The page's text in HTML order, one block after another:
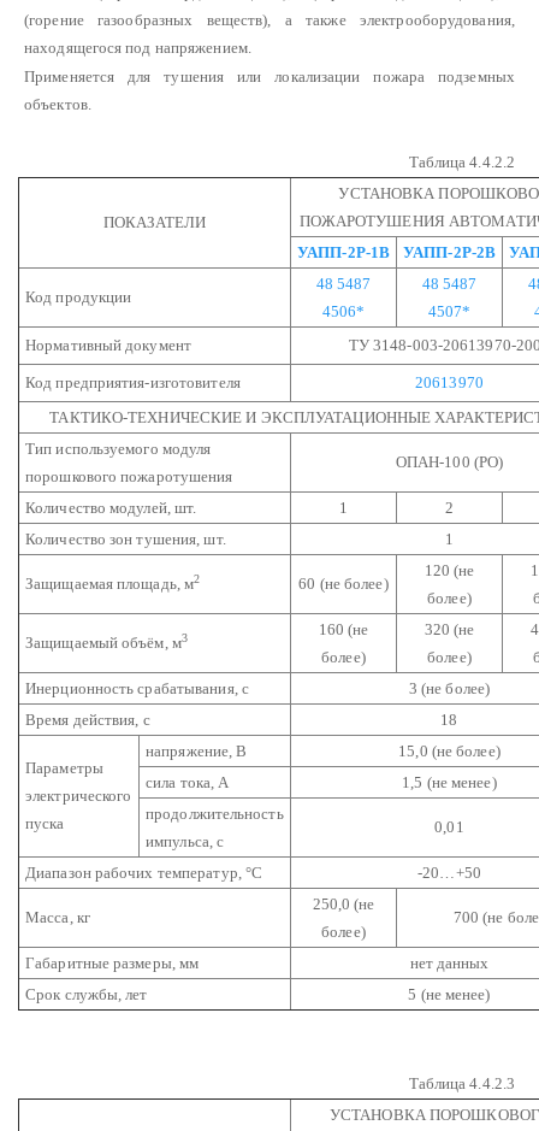
(горение газообразных веществ), а также электрооборудования,
находящегося под напряжением.
Применяется для тушения или локализации пожара подземных
объектов.
Таблица 4.4.2.2
ПОКАЗАТЕЛИ
УСТАНОВКА
ПОЖАРОТУШЕНИЯ
УАПП-2Р-1В
УАПП-2Р-2В
Код продукции
48 5487
4506*
48 5487
4507*
Нормативный документ
ТУ 3148-003-20613970-
Код предприятия-изготовителя
20613970
ТАКТИКО-ТЕХНИЧЕСКИЕ И ЭКСПЛУАТАЦИОННЫЕ
Тип используемого модуля
порошкового пожаротушения
ОПАН-100 (РО)
Количество модулей, шт. 1
2
Количество зон тушения, шт.
1
Защищаемая площадь, м2 60 (не более)
120 (не
более)
Защищаемый объём, м3
160 (не
более)
320 (не
более)
Инерционность срабатывания, с
3 (не более)
Время действия, с
18
Параметры
электрического
пуска
напряжение, В
15,0 (не более)
сила тока, А
1,5 (не менее)
продолжительность
импульса, с
0,01
Диапазон рабочих температур, °С -20…+50
Масса, кг
250,0 (не
более)
700 (не
Габаритные размеры, мм
нет данных
Срок службы, лет
5 (не менее)
Таблица 4.4.2.3
УСТАНОВКА